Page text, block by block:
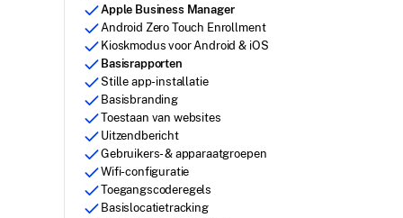
Apple Business Manager
Android Zero Touch Enrollment
Kioskmodus voor Android & iOS
Basisrapporten
Stille app-installatie
Basisbranding
Toestaan van websites
Uitzendbericht
Gebruikers- & apparaatgroepen
Wifi-configuratie
Toegangscoderegels
Basislocatietracking